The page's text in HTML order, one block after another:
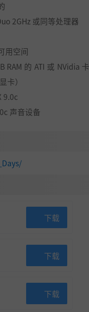
2GHz 或同等处理器
用空间
RAM 的 ATI 或 NVidia
卡）
9.0c
声音设备
下载
下载
下载